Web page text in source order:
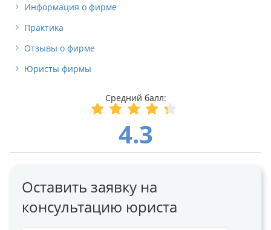
Информация о фирме
Практика
Отзывы о фирме
Юристы фирмы
4.3
Оставить заявку на
консультацию юриста